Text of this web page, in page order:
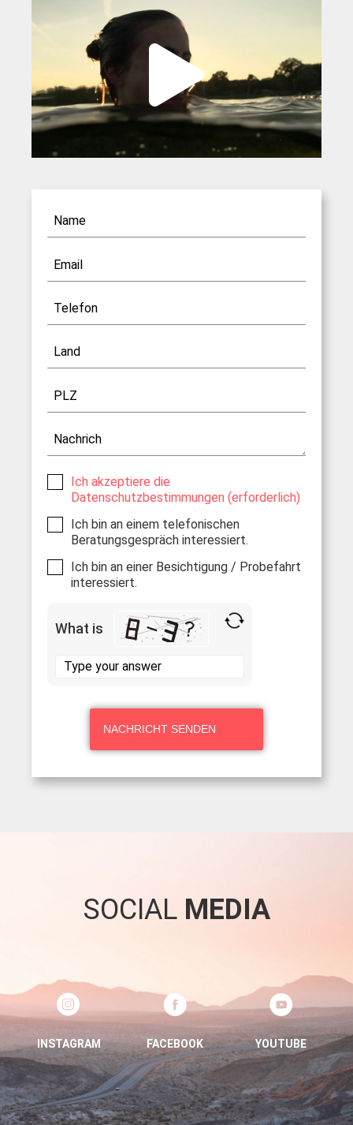
Ich akzeptiere die
Datenschutzbestimmungen (erforderlich)
Ich bin an einem telefonischen
Beratungsgespräch interessiert.
Ich bin an einer Besichtigung / Probefahrt
interessiert.
What is
SOCIALMEDIA
INSTAGRAM FACEBOOK YOUTUBE